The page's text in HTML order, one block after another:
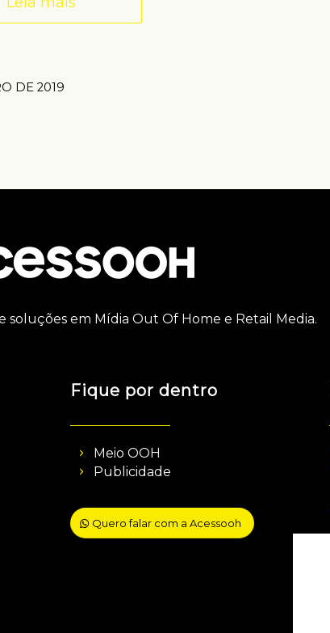
DE 2019
soluções em Mídia Out Of Home e Retail Media.
Fique por dentro
Meio OOH
Publicidade
Quero falar com a Acessooh